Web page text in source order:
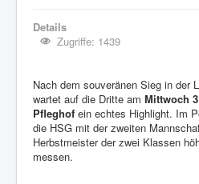
Details
Zugriffe: 1439
Nach dem souveränen Sieg in der
wartet auf die Dritte am Mittwoch
Pfleghof ein echtes Highlight. Im
die HSG mit der zweiten
Herbstmeister der zwei Klassen
messen.